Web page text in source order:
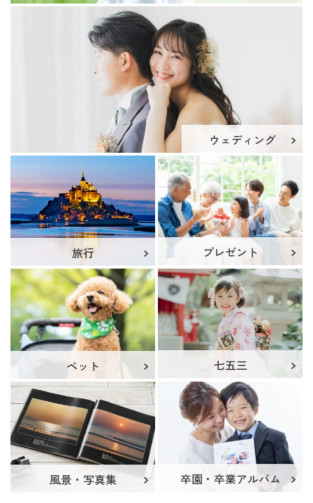
ウェディング
旅行 プレゼント
ペット 七五三
風景・写真集 卒園・卒業アルバム